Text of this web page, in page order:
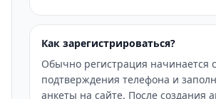
Как зарегистрироваться?
Обычно регистрация начинается с
подтверждения телефона и
анкеты на сайте. После создания